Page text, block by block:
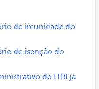
de imunidade do
de isenção do
do ITBI já